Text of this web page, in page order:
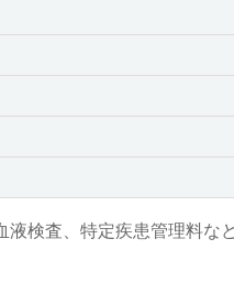
検査、特定疾患管理料な